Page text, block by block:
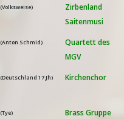
(Volksweise)
Zirbenland
Saitenmusi
(Anton Schmid)
Quartett des
MGV
(Deutschland 17.Jh) Kirchenchor
(Tye)
Brass Gruppe